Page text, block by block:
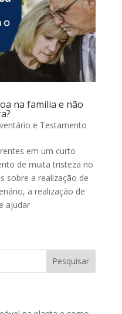
na família e não
e Testamento
em um curto
de muita tristeza no
sobre a realização de
a realização de
ajudar